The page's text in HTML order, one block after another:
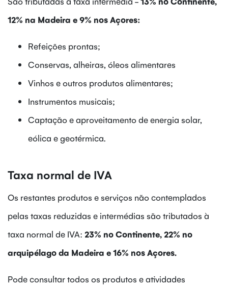
12% na Madeira e 9% nos Açores:
Refeições prontas;
Conservas, alheiras, óleos alimentares
Vinhos e outros produtos alimentares;
Instrumentos musicais;
Captação e aproveitamento de energia solar,
eólica e geotérmica.
Taxa normal de IVA
Os restantes produtos e serviços não contemplados
pelas taxas reduzidas e intermédias são tributados à
taxa normal de IVA: 23% no Continente, 22% no
arquipélago da Madeira e 16% nos Açores.
Pode consultar todos os produtos e atividades